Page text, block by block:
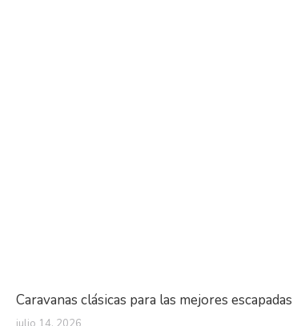
Caravanas clásicas para las mejores escapadas